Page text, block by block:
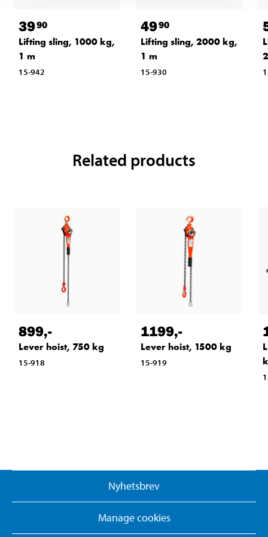
3990
Lifting sling, 1000 kg,
1 m
15-942
4990
Lifting sling, 2000 kg,
1 m
15-930
Related products
899,-
Lever hoist, 750 kg
15-918
1199,-
Lever hoist, 1500 kg
15-919
Nyhetsbrev
Manage cookies